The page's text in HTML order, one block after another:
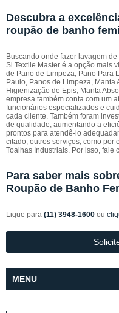
Descubra a
roupão de banho
Buscando onde fazer lavagem
Sl Textile Master é a opção mais
de Pano de Limpeza, Pano Para
Paulo, Panos de Limpeza,
Higienização de Epis, Manta
empresa também conta com um
funcionários especializados e
cada cliente. Também foram
de qualidade, aumentando a
prontos para atendê-lo
citado, outros serviços, como por
Toalhas Industriais. Por isso, fale
Para saber mais
Roupão de Banho
Ligue para (11) 3948-1600 ou
MENU